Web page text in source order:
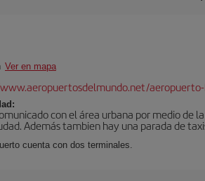
Ver en mapa
con el área urbana por medio de
Además tambien hay una parada de
cuenta con dos terminales.